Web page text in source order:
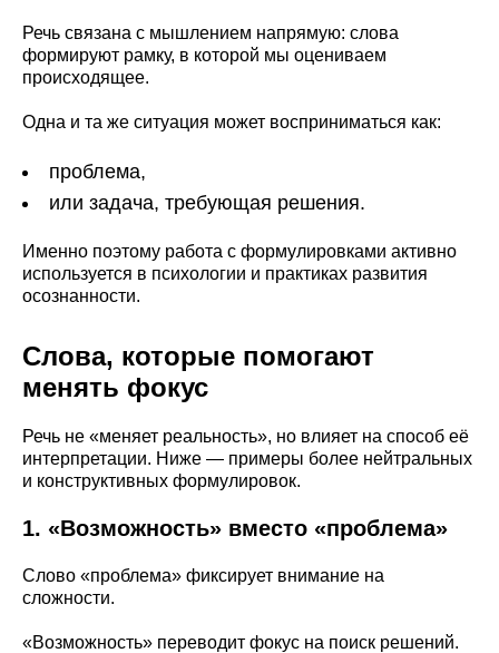
Речь связана с мышлением напрямую: слова
формируют рамку, в которой мы оцениваем
происходящее.
Одна и та же ситуация может восприниматься как:
проблема,
или задача, требующая решения.
Именно поэтому работа с формулировками активно
используется в психологии и практиках развития
осознанности.
Слова, которые помогают
менять фокус
Речь не «меняет реальность», но влияет на способ её
интерпретации. Ниже — примеры более нейтральных
и конструктивных формулировок.
1. «Возможность» вместо «проблема»
Слово «проблема» фиксирует внимание на
сложности.
«Возможность» переводит фокус на поиск решений.